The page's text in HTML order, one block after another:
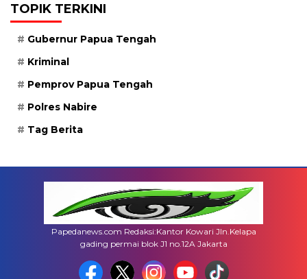
TOPIK TERKINI
Gubernur Papua Tengah
Kriminal
Pemprov Papua Tengah
Polres Nabire
Tag Berita
Papedanews.com Redaksi:Kantor Kowari Jln.Kelapa
gading permai blok J1 no.12A Jakarta